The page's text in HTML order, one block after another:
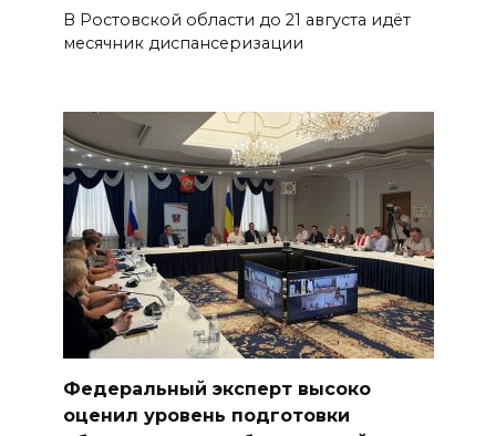
В Ростовской области до 21 августа идёт
месячник диспансеризации
Федеральный эксперт высоко
оценил уровень подготовки